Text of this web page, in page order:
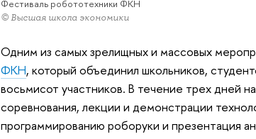
Фестиваль робототехники ФКН
© Высшая школа экономики
Одним из самых зрелищных и массовых
ФКН, который объединил школьников,
восьмисот участников. В течение трех дней
соревнования, лекции и демонстрации
программированию роборуки и презентация